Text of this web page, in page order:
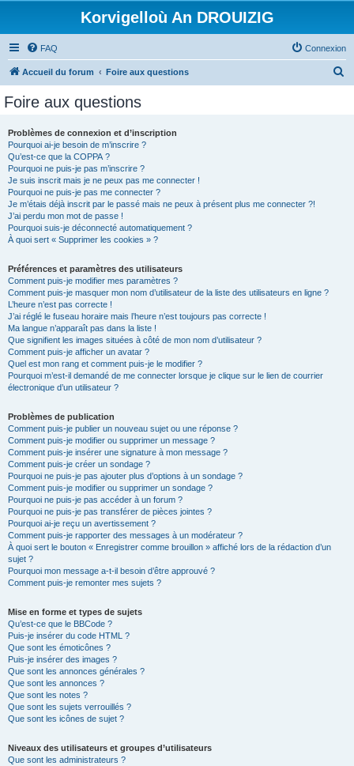
Korvigelloù An DROUIZIG
FAQ Connexion
Accueil du forum Foire aux questions
Foire aux questions
Problèmes de connexion et d’inscription
Pourquoi ai-je besoin de m’inscrire ?
Qu’est-ce que la COPPA ?
Pourquoi ne puis-je pas m’inscrire ?
Je suis inscrit mais je ne peux pas me connecter !
Pourquoi ne puis-je pas me connecter ?
Je m’étais déjà inscrit par le passé mais ne peux à présent plus me connecter ?!
J’ai perdu mon mot de passe !
Pourquoi suis-je déconnecté automatiquement ?
À quoi sert « Supprimer les cookies » ?
Préférences et paramètres des utilisateurs
Comment puis-je modifier mes paramètres ?
Comment puis-je masquer mon nom d’utilisateur de la liste des utilisateurs en ligne ?
L’heure n’est pas correcte !
J’ai réglé le fuseau horaire mais l’heure n’est toujours pas correcte !
Ma langue n’apparaît pas dans la liste !
Que signifient les images situées à côté de mon nom d’utilisateur ?
Comment puis-je afficher un avatar ?
Quel est mon rang et comment puis-je le modifier ?
Pourquoi m’est-il demandé de me connecter lorsque je clique sur le lien de courrier
électronique d’un utilisateur ?
Problèmes de publication
Comment puis-je publier un nouveau sujet ou une réponse ?
Comment puis-je modifier ou supprimer un message ?
Comment puis-je insérer une signature à mon message ?
Comment puis-je créer un sondage ?
Pourquoi ne puis-je pas ajouter plus d’options à un sondage ?
Comment puis-je modifier ou supprimer un sondage ?
Pourquoi ne puis-je pas accéder à un forum ?
Pourquoi ne puis-je pas transférer de pièces jointes ?
Pourquoi ai-je reçu un avertissement ?
Comment puis-je rapporter des messages à un modérateur ?
À quoi sert le bouton « Enregistrer comme brouillon » affiché lors de la rédaction d’un
sujet ?
Pourquoi mon message a-t-il besoin d’être approuvé ?
Comment puis-je remonter mes sujets ?
Mise en forme et types de sujets
Qu’est-ce que le BBCode ?
Puis-je insérer du code HTML ?
Que sont les émoticônes ?
Puis-je insérer des images ?
Que sont les annonces générales ?
Que sont les annonces ?
Que sont les notes ?
Que sont les sujets verrouillés ?
Que sont les icônes de sujet ?
Niveaux des utilisateurs et groupes d’utilisateurs
Que sont les administrateurs ?